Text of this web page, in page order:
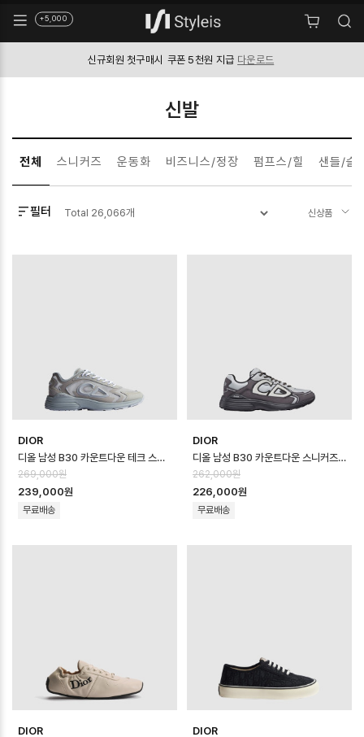
+5,000
신규회원 첫구매시 쿠폰 5천원 지급 다운로드
신발
전체 스니커즈 운동화 비즈니스/정장 펌프스/힐 샌들/슬
필터 Total 26,066개
DIOR
디올 남성 B30 카운트다운 테크 스니커즈 - Dior Mens B30 Countdown …
269,000원
239,000원
무료배송
DIOR
디올 남성 B30 카운트다운 스니커즈 - Dior Mens B30 Countdown Sho…
262,000원
226,000원
무료배송
DIOR
DIOR